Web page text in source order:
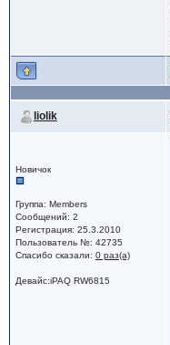
liolik
Новичок
Группа: Members
Сообщений: 2
Регистрация: 25.3.2010
Пользователь №: 42735
Спасибо сказали: 0 раз(а)
Девайс:iPAQ RW6815